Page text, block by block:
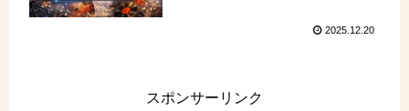
2025.12.20
スポンサーリンク